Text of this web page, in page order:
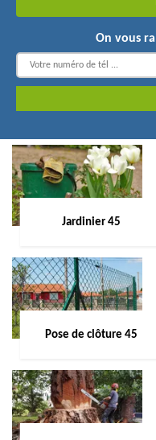
On vous
Jardinier 45
Pose de clôture 45